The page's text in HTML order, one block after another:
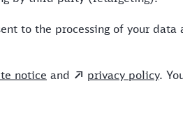
3 ABR,ICE,EB,VIA